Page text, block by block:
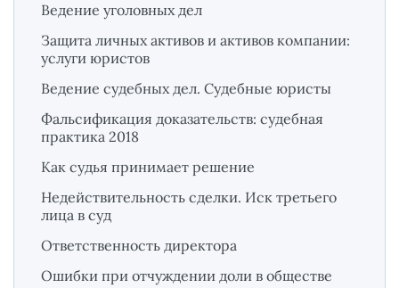
Ведение уголовных дел
Защита личных активов и активов компании:
услуги юристов
Ведение судебных дел. Судебные юристы
Фальсификация доказательств: судебная
практика 2018
Как судья принимает решение
Недействительность сделки. Иск третьего
лица в суд
Ответственность директора
Ошибки при отчуждении доли в обществе